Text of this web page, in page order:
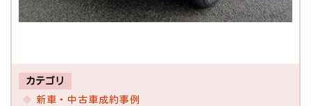
カテゴリ
新車・中古車成約事例